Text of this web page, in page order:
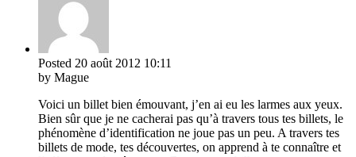
Posted 20 août 2012 10:11
by Mague
Voici un billet bien émouvant, j’en ai eu les larmes aux yeux.
Bien sûr que je ne cacherai pas qu’à travers tous tes billets, le
phénomène d’identification ne joue pas un peu. A travers tes
billets de mode, tes découvertes, on apprend à te connaître et